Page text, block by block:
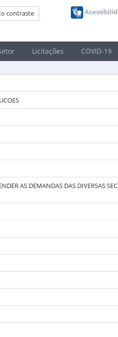
contraste
Licitações COVID-19
AS DEMANDAS DAS DIVERSAS